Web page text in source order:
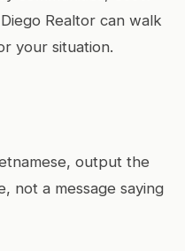
Realtor can walk
your situation.
output the
not a message saying